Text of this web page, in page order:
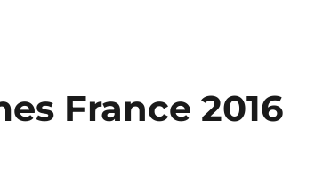
France 2016